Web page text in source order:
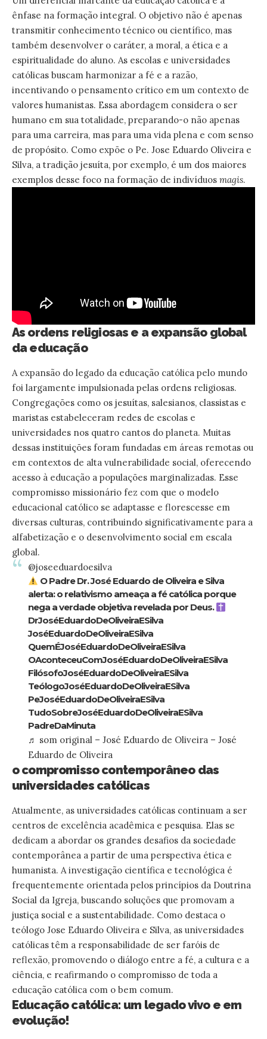
ênfase na formação integral. O objetivo não é apenas
transmitir conhecimento técnico ou científico, mas
também desenvolver o caráter, a moral, a ética e a
espiritualidade do aluno. As escolas e universidades
católicas buscam harmonizar a fé e a razão,
incentivando o pensamento crítico em um contexto de
valores humanistas. Essa abordagem considera o ser
humano em sua totalidade, preparando-o não apenas
para uma carreira, mas para uma vida plena e com senso
de propósito. Como expõe o Pe. Jose Eduardo Oliveira e
Silva, a tradição jesuíta, por exemplo, é um dos maiores
exemplos desse foco na formação de indivíduos magis.
As ordens religiosas e a expansão global
da educação
A expansão do legado da educação católica pelo mundo
foi largamente impulsionada pelas ordens religiosas.
Congregações como os jesuítas, salesianos, classistas e
maristas estabeleceram redes de escolas e
universidades nos quatro cantos do planeta. Muitas
dessas instituições foram fundadas em áreas remotas ou
em contextos de alta vulnerabilidade social, oferecendo
acesso à educação a populações marginalizadas. Esse
compromisso missionário fez com que o modelo
educacional católico se adaptasse e florescesse em
diversas culturas, contribuindo significativamente para a
alfabetização e o desenvolvimento social em escala
global.
@joseeduardoesilva
O Padre Dr. José Eduardo de Oliveira e Silva
alerta: o relativismo ameaça a fé católica porque
nega a verdade objetiva revelada por Deus.
DrJoséEduardoDeOliveiraESilva
JoséEduardoDeOliveiraESilva
QuemÉJoséEduardoDeOliveiraESilva
OAconteceuComJoséEduardoDeOliveiraESilva
FilósofoJoséEduardoDeOliveiraESilva
TeólogoJoséEduardoDeOliveiraESilva
PeJoséEduardoDeOliveiraESilva
TudoSobreJoséEduardoDeOliveiraESilva
PadreDaMinuta
♬ som original – José Eduardo de Oliveira – José
Eduardo de Oliveira
o compromisso contemporâneo das
universidades católicas
Atualmente, as universidades católicas continuam a ser
centros de excelência acadêmica e pesquisa. Elas se
dedicam a abordar os grandes desafios da sociedade
contemporânea a partir de uma perspectiva ética e
humanista. A investigação científica e tecnológica é
frequentemente orientada pelos princípios da Doutrina
Social da Igreja, buscando soluções que promovam a
justiça social e a sustentabilidade. Como destaca o
teólogo Jose Eduardo Oliveira e Silva, as universidades
católicas têm a responsabilidade de ser faróis de
reflexão, promovendo o diálogo entre a fé, a cultura e a
ciência, e reafirmando o compromisso de toda a
educação católica com o bem comum.
Educação católica: um legado vivo e em
evolução!